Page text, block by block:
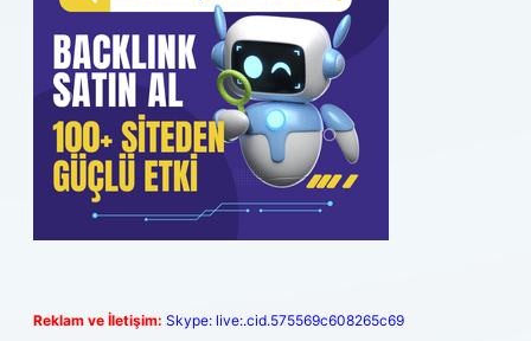
Reklam ve İletişim: Skype: live:.cid.575569c608265c69